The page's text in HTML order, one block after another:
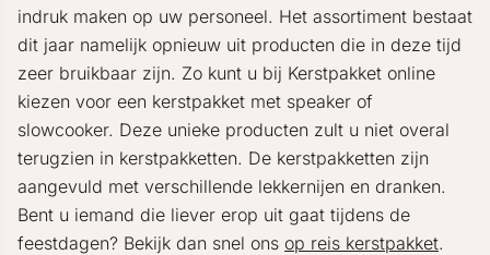
indruk maken op uw personeel. Het assortiment bestaat
dit jaar namelijk opnieuw uit producten die in deze tijd
zeer bruikbaar zijn. Zo kunt u bij Kerstpakket online
kiezen voor een kerstpakket met speaker of
slowcooker. Deze unieke producten zult u niet overal
terugzien in kerstpakketten. De kerstpakketten zijn
aangevuld met verschillende lekkernijen en dranken.
Bent u iemand die liever erop uit gaat tijdens de
feestdagen? Bekijk dan snel ons op reis kerstpakket.